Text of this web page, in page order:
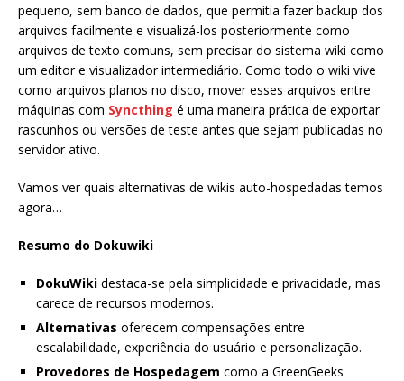
pequeno, sem banco de dados, que permitia fazer backup dos
arquivos facilmente e visualizá-los posteriormente como
arquivos de texto comuns, sem precisar do sistema wiki como
um editor e visualizador intermediário. Como todo o wiki vive
como arquivos planos no disco, mover esses arquivos entre
máquinas com Syncthing é uma maneira prática de exportar
rascunhos ou versões de teste antes que sejam publicadas no
servidor ativo.
Vamos ver quais alternativas de wikis auto-hospedadas temos
agora…
Resumo do Dokuwiki
DokuWiki destaca-se pela simplicidade e privacidade, mas
carece de recursos modernos.
Alternativas oferecem compensações entre
escalabilidade, experiência do usuário e personalização.
Provedores de Hospedagem como a GreenGeeks